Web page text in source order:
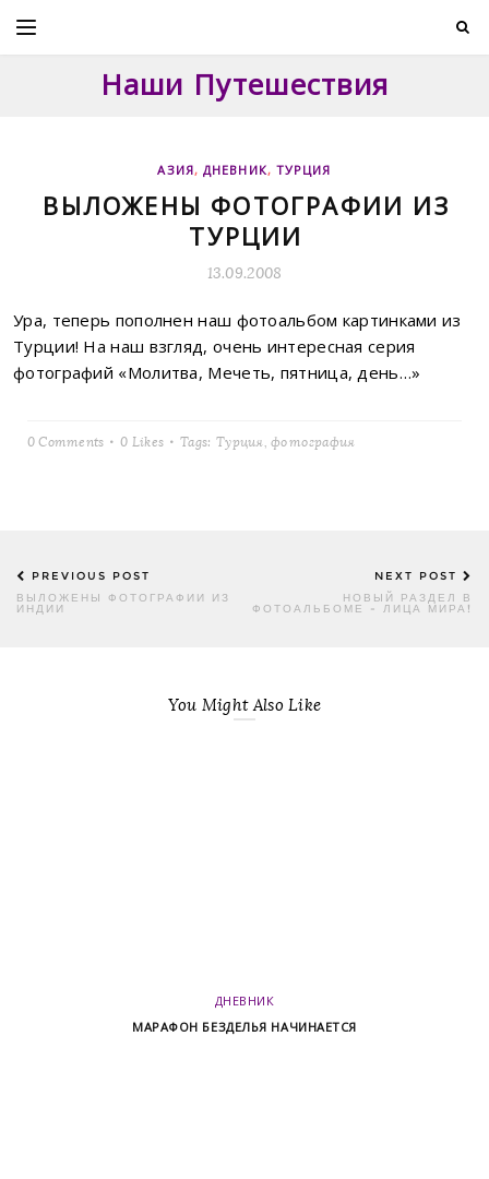
content
Наши Путешествия
АЗИЯ,ДНЕВНИК, ТУРЦИЯ
ВЫЛОЖЕНЫ ФОТОГРАФИИ ИЗ
ТУРЦИИ
13.09.2008
Ура, теперь пополнен наш фотоальбом картинками из
Турции! На наш взгляд, очень интересная серия
фотографий «Молитва, Мечеть, пятница, день…»
0 Comments 0 Likes Tags: Турция,фотография
Post
navigation
PREVIOUS POST
ВЫЛОЖЕНЫ ФОТОГРАФИИ ИЗ
ИНДИИ
NEXT POST
НОВЫЙ РАЗДЕЛ В
ФОТОАЛЬБОМЕ - ЛИЦА МИРА!
You Might Also Like
ДНЕВНИК
МАРАФОН БЕЗДЕЛЬЯ НАЧИНАЕТСЯ